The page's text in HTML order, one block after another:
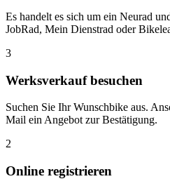
Es handelt es sich um ein Neurad
JobRad, Mein Dienstrad oder
3
Werksverkauf besuchen
Suchen Sie Ihr Wunschbike aus.
Mail ein Angebot zur Bestätigung.
2
Online registrieren